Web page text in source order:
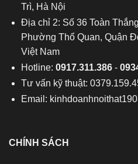
Trì, Hà Nội
Địa chỉ 2: Số 36 Toàn
Phường Thổ Quan, Quận
Việt Nam
Hotline: 0917.311.386-
Tư vấn kỹ thuật:
Email:
CHÍNH SÁCH